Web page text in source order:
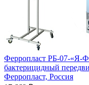
Ферропласт РБ-07-«Я-
бактерицидный
Ферропласт, Россия